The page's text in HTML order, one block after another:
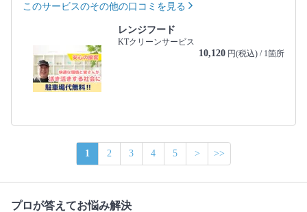
このサービスのその他の口コミを見る
レンジフード
KTクリーンサービス
10,120 円(税込) / 1箇所
1 2 3 4 5 > >>
プロが答えてお悩み解決